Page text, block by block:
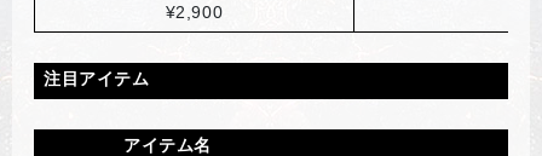
¥2,900
注目アイテム
アイテム名